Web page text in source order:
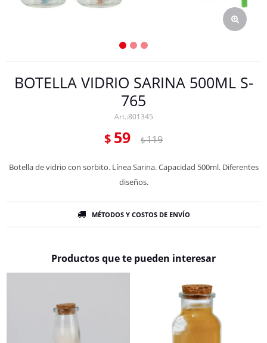
BOTELLA VIDRIO SARINA 500ML S-
765
801345
$ 59 $119
Botella de vidrio con sorbito. Línea Sarina. Capacidad 500ml. Diferentes
diseños.
MÉTODOS Y COSTOS DE ENVÍO
Productos que te pueden interesar